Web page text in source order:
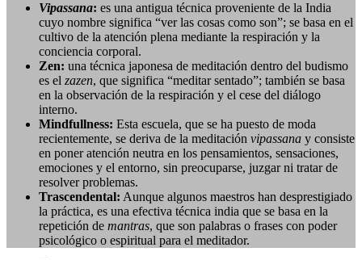
Vipassana: es una antigua técnica proveniente de la India
cuyo nombre significa “ver las cosas como son”; se basa en el
cultivo de la atención plena mediante la respiración y la
conciencia corporal.
Zen: una técnica japonesa de meditación dentro del budismo
es el zazen, que significa “meditar sentado”; también se basa
en la observación de la respiración y el cese del diálogo
interno.
Mindfullness: Esta escuela, que se ha puesto de moda
recientemente, se deriva de la meditación vipassana y consiste
en poner atención neutra en los pensamientos, sensaciones,
emociones y el entorno, sin preocuparse, juzgar ni tratar de
resolver problemas.
Trascendental: Aunque algunos maestros han desprestigiado
la práctica, es una efectiva técnica india que se basa en la
repetición de mantras, que son palabras o frases con poder
psicológico o espiritual para el meditador.